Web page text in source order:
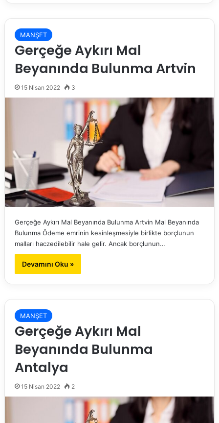
MANŞET
Gerçeğe Aykırı Mal
Beyanında Bulunma Artvin
15 Nisan 2022 3
Gerçeğe Aykırı Mal Beyanında Bulunma Artvin Mal Beyanında
Bulunma Ödeme emrinin kesinleşmesiyle birlikte borçlunun
malları haczedilebilir hale gelir. Ancak borçlunun…
Devamını Oku »
MANŞET
Gerçeğe Aykırı Mal
Beyanında Bulunma
Antalya
15 Nisan 2022 2